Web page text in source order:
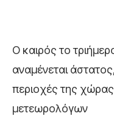
Ο καιρός το
αναμένεται
περιοχές της
μετεωρολόγων